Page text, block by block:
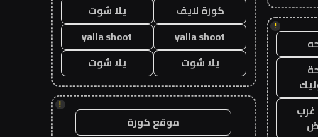
!
كورة لايف
يلا شوت
yalla shoot
yalla shoot
يلا شوت
يلا شوت
!
موقع كورة